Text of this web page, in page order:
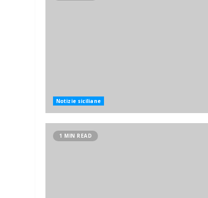
Notizie siciliane
1 MIN READ